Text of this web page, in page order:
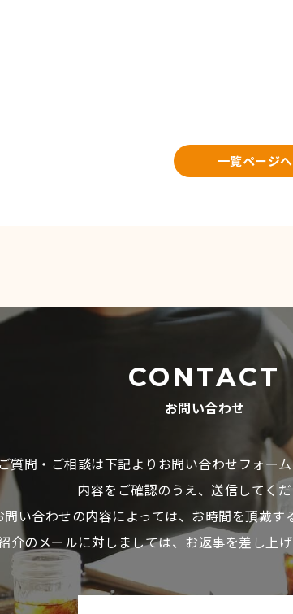
一覧ページへ
CONTACT
お問い合わせ
質問・ご相談は下記よりお問い合わせフォー
内容をご確認のうえ、送信してく
問い合わせの内容によっては、お時間を頂戴す
介のメールに対しましては、お返事を差し上